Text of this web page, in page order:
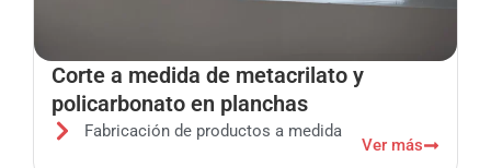
Corte a medida de metacrilato y
policarbonato en planchas
Fabricación de productos a medida
Ver más